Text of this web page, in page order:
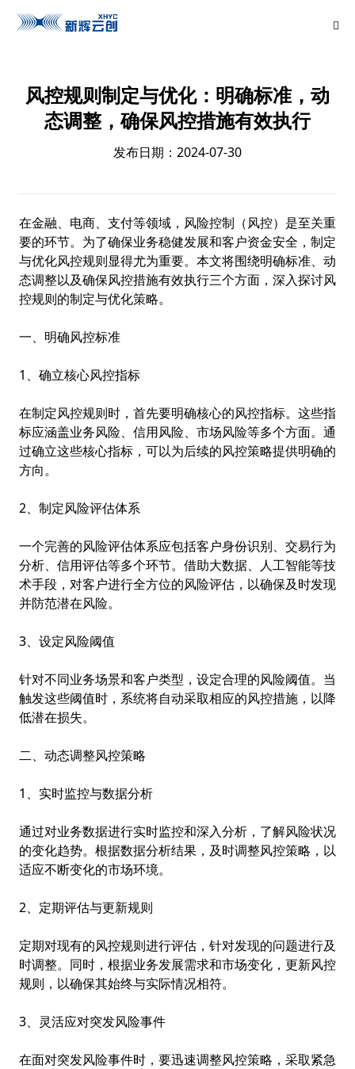
风控规则制定与优化：明确标准，动
态调整，确保风控措施有效执行
发布日期：2024-07-30
在金融、电商、支付等领域，风险控制（风控）是至关重
要的环节。为了确保业务稳健发展和客户资金安全，制定
与优化风控规则显得尤为重要。本文将围绕明确标准、动
态调整以及确保风控措施有效执行三个方面，深入探讨风
控规则的制定与优化策略。
一、明确风控标准
1、确立核心风控指标
在制定风控规则时，首先要明确核心的风控指标。这些指
标应涵盖业务风险、信用风险、市场风险等多个方面。通
过确立这些核心指标，可以为后续的风控策略提供明确的
方向。
2、制定风险评估体系
一个完善的风险评估体系应包括客户身份识别、交易行为
分析、信用评估等多个环节。借助大数据、人工智能等技
术手段，对客户进行全方位的风险评估，以确保及时发现
并防范潜在风险。
3、设定风险阈值
针对不同业务场景和客户类型，设定合理的风险阈值。当
触发这些阈值时，系统将自动采取相应的风控措施，以降
低潜在损失。
二、动态调整风控策略
1、实时监控与数据分析
通过对业务数据进行实时监控和深入分析，了解风险状况
的变化趋势。根据数据分析结果，及时调整风控策略，以
适应不断变化的市场环境。
2、定期评估与更新规则
定期对现有的风控规则进行评估，针对发现的问题进行及
时调整。同时，根据业务发展需求和市场变化，更新风控
规则，以确保其始终与实际情况相符。
3、灵活应对突发风险事件
在面对突发风险事件时，要迅速调整风控策略，采取紧急